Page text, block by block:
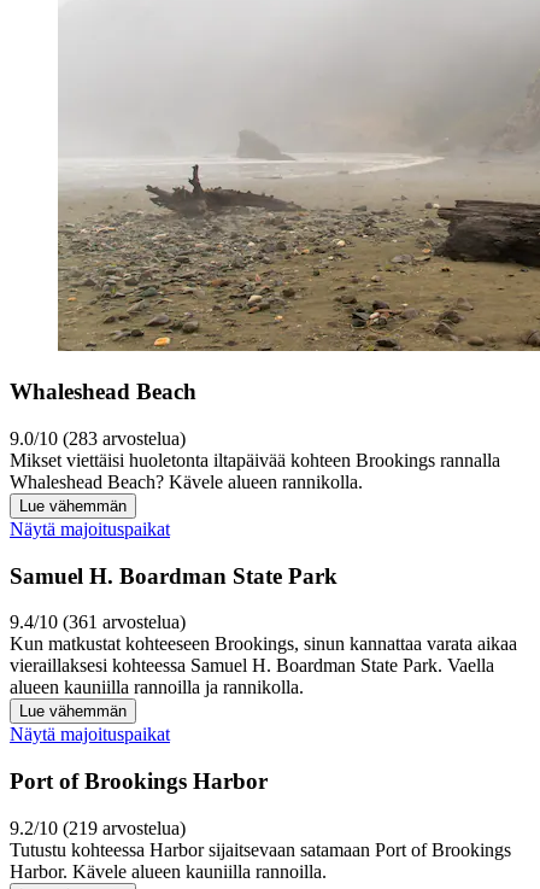
Whaleshead Beach
9.0/10 (283 arvostelua)
Mikset viettäisi huoletonta iltapäivää kohteen Brookings rannalla
Whaleshead Beach? Kävele alueen rannikolla.
Lue vähemmän
Näytä majoituspaikat
Samuel H. Boardman State Park
9.4/10 (361 arvostelua)
Kun matkustat kohteeseen Brookings, sinun kannattaa varata aikaa
vieraillaksesi kohteessa Samuel H. Boardman State Park. Vaella
alueen kauniilla rannoilla ja rannikolla.
Lue vähemmän
Näytä majoituspaikat
Port of Brookings Harbor
9.2/10 (219 arvostelua)
Tutustu kohteessa Harbor sijaitsevaan satamaan Port of Brookings
Harbor. Kävele alueen kauniilla rannoilla.